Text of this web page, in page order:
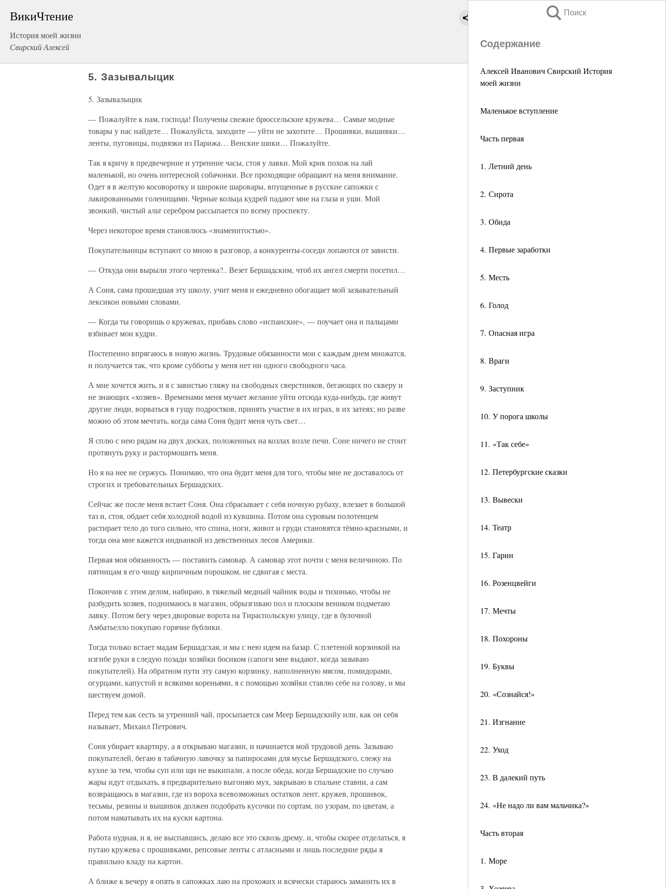
ВикиЧтение
История моей жизни
Свирский Алексей
Поиск
Содержание
Алексей Иванович Свирский История
моей жизни
Маленькое вступление
Часть первая
1. Летний день
2. Сирота
3. Обида
4. Первые заработки
5. Месть
6. Голод
7. Опасная игра
8. Враги
9. Заступник
10. У порога школы
11. «Так себе»
12. Петербургские сказки
13. Вывески
14. Театр
15. Гарин
16. Розенцвейги
17. Мечты
18. Похороны
19. Буквы
20. «Сознайся!»
21. Изгнание
22. Уход
23. В далекий путь
24. «Не надо ли вам мальчика?»
Часть вторая
1. Море
5. Зазывалыцик
5. Зазывалыцик
— Пожалуйте к нам, господа! Получены свежие брюссельские кружева… Самые модные
товары у нас найдете… Пожалуйста, заходите — уйти не захотите… Прошивки, вышивки…
ленты, пуговицы, подвязки из Парижа… Венские шики… Пожалуйте.
Так я кричу в предвечерние и утренние часы, стоя у лавки. Мой крик похож на лай
маленькой, но очень интересной собачонки. Все проходящие обращают на меня внимание.
Одет я в желтую косоворотку и широкие шаровары, впущенные в русские сапожки с
лакированными голенищами. Черные кольца кудрей падают мне на глаза и уши. Мой
звонкий, чистый альт серебром рассыпается по всему проспекту.
Через некоторое время становлюсь «знаменитостью».
Покупательницы вступают со мною в разговор, а конкуренты-соседи лопаются от зависти.
— Откуда они вырыли этого чертенка?.. Везет Бершадcким, чтоб их ангел смерти посетил…
А Соня, сама прошедшая эту школу, учит меня и ежедневно обогащает мой зазывательный
лексикон новыми словами.
— Когда ты говоришь о кружевах, прибавь слово «испанские», — поучает она и пальцами
взбивает мои кудри.
Постепенно впрягаюсь в новую жизнь. Трудовые обязанности мои с каждым днем множатся,
и получается так, что кроме субботы у меня нет ни одного свободного часа.
А мне хочется жить, и я с завистью гляжу на свободных сверстников, бегающих по скверу и
не знающих «хозяев». Временами меня мучает желание уйти отсюда куда-нибудь, где живут
другие люди, ворваться в гущу подростков, принять участие в их играх, в их затеях; но разве
можно об этом мечтать, когда сама Соня будит меня чуть свет…
Я сплю с нею рядам на двух досках, положенных на козлах возле печи. Соне ничего не стоит
протянуть руку и растормошить меня.
Но я на нее не сержусь. Понимаю, что она будит меня для того, чтобы мне не доставалось от
строгих и требовательных Бершадских.
Сейчас же после меня встает Соня. Она сбрасывает с себя ночную рубаху, влезает в большой
таз и, стоя, обдает себя холодной водой из кувшина. Потом она суровым полотенцем
растирает тело до того сильно, что спина, ноги, живот и груди становятся тёмно-красными, и
тогда она мне кажется индианкой из девственных лесов Америки.
Первая моя обязанность — поставить самовар. А самовар этот почти с меня величиною. По
пятницам я его чищу кирпичным порошком, не сдвигая с места.
Покончив с этим делом, набираю, в тяжелый медный чайник воды и тихонько, чтобы не
разбудить хозяев, поднимаюсь в магазин, обрызгиваю пол и плоским веником подметаю
лавку. Потом бегу через дворовые ворота на Тираспольскую улицу, где в булочной
Амбатьелло покупаю горячие бублики.
Тогда только встает мадам Бершадсхая, и мы с нею идем на базар. С плетеной корзинкой на
изгибе руки я следую позади хозяйки босиком (сапоги мне выдают, когда зазываю
покупателей). На обратном пути эту самую корзинку, наполненную мясом, помидорами,
огурцами, капустой и всякими кореньями, я с помощью хозяйки ставлю себе на голову, и мы
шествуем домой.
Перед тем как сесть за утренний чай, просыпается сам Меер Бершадскийу или, как он себя
называет, Михаил Петрович.
Соня убирает квартиру, а я открываю магазин, и начинается мой трудовой день. Зазываю
покупателей, бегаю в табачную лавочку за папиросами для мусье Бершадского, слежу на
кухне за тем, чтобы суп или щи не выкипали, а после обеда, когда Бершадские по случаю
жары идут отдыхать, я предварительно выгоняю мух, закрываю в спальне ставни, а сам
возвращаюсь в магазин, где из вороха всевозможных остатков лент, кружев, прошивок,
тесьмы, резины и вышивок должен подобрать кусочки по сортам, по узорам, по цветам, а
потом наматывать их на куски картона.
Работа нудная, и я, не выспавшись, делаю все это сквозь дрему, и, чтобы скорее отделаться, я
путаю кружева с прошивками, репсовые ленты с атласными и лишь последние ряды я
правильно кладу на картон.
А ближе к вечеру я опять в сапожках лаю на прохожих и всячески стараюсь заманить их в